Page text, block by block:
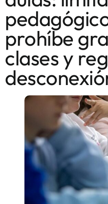
prohíbe
clases y